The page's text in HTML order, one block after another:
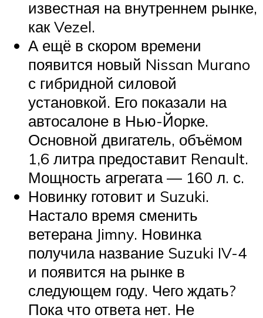
известная на внутреннем рынке,
как Vezel.
А ещё в скором времени
появится новый Nissan Murano
с гибридной силовой
установкой. Его показали на
автосалоне в Нью-Йорке.
Основной двигатель, объёмом
1,6 литра предоставит Renault.
Мощность агрегата — 160 л. с.
Новинку готовит и Suzuki.
Настало время сменить
ветерана Jimny. Новинка
получила название Suzuki IV-4
и появится на рынке в
следующем году. Чего ждать?
Пока что ответа нет. Не